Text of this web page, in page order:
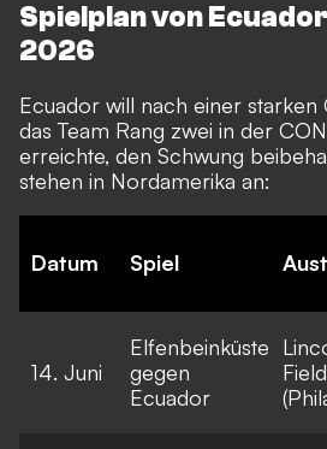
Spielplan von
2026
Ecuador will nach einer starken
das Team Rang zwei in der
erreichte, den Schwung
stehen in Nordamerika an:
Datum Spiel
14. Juni
Elfenbeinküste
gegen
Ecuador
Field